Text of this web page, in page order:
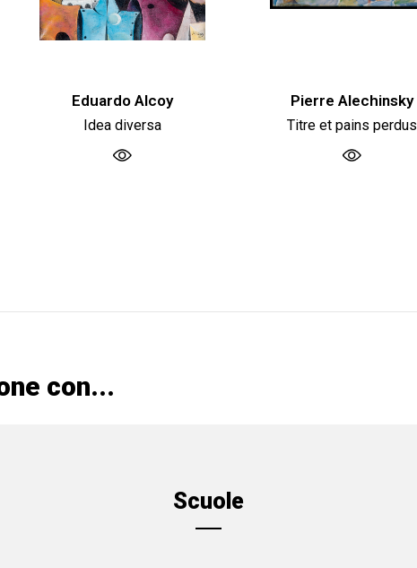
Eduardo Alcoy
Idea diversa
Pierre Alechinsky
Titre et pains perdus
con...
Scuole